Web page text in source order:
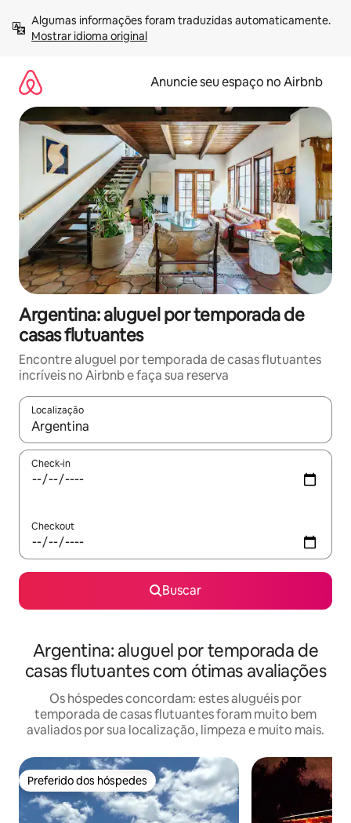
para
Mostrar idioma original
Anuncie seu espaço no Airbnb
Argentina: aluguel por temporada de
casas flutuantes
Encontre aluguel por temporada de casas flutuantes
incríveis no Airbnb e faça sua reserva
Localização
Quando os resultados estiverem disponíveis, explore-os
Check-in
Checkout
Buscar
Argentina: aluguel por temporada de
casas flutuantes com ótimas avaliações
Os hóspedes concordam: estes aluguéis por
temporada de casas flutuantes foram muito bem
avaliados por sua localização, limpeza e muito mais.
Preferido dos hóspedes
Preferido dos hóspedes